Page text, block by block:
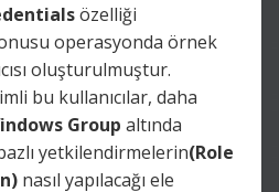
özelliği
operasyonda örnek
oluşturulmuştur.
bu kullanıcılar, daha
Group altında
yetkilendirmelerin(Role
nasıl yapılacağı ele